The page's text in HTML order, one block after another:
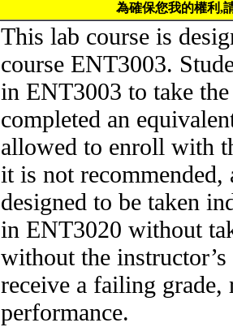
為確保您我的權利,
This lab course is
course ENT3003.
in ENT3003 to take
completed an
allowed to enroll with
it is not
designed to be taken
in ENT3020 without
without the
receive a failing grade,
performance.